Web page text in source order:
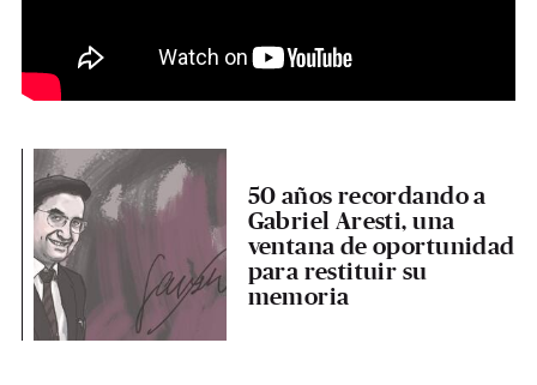
50 años recordando a
Gabriel Aresti, una
ventana de oportunidad
para restituir su
memoria